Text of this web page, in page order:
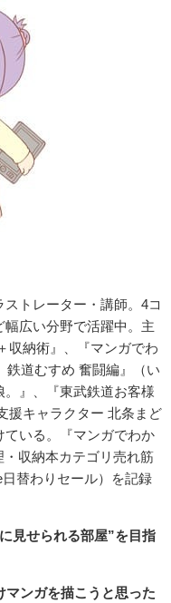
ストレーター・講師。4コ
広い分野で活躍中。主
収納術』、『マンガでわ
鉄道むすめ 奮闘編』（い
』、『東武鉄道お客様
援キャラクター 北条まど
いる。『マンガでわか
収納本カテゴリ売れ筋
替わりセール）を記録
見せられる部屋”を目指
ンガを描こうと思った